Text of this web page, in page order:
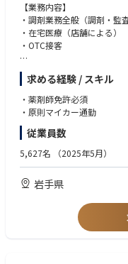
【業務内容】
・調剤業務全般（調剤・監
・在宅医療（店舗による）
・OTC接客
【特徴】
・調剤とドラッグストア（
剤業務に集中してお仕事が
・ロードサイドに多く展開
・調剤手順や調剤機器は店
能です。
求める経験 / スキル
・薬剤師免許必須
・原則マイカー通勤
従業員数
5,627名 （2025年5月）
岩手県